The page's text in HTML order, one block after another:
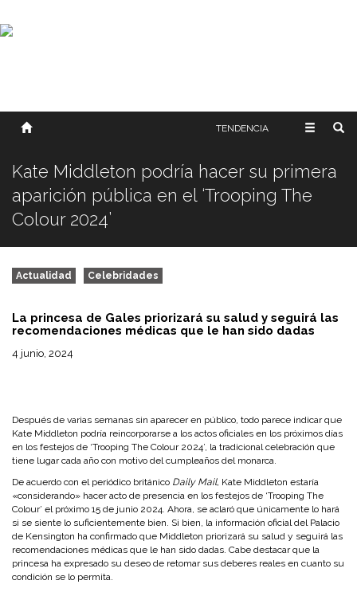
SOBRE NOSOTROS
TENDENCIA
Kate Middleton podría hacer su primera
aparición pública en el ‘Trooping The
Colour 2024’
Actualidad Celebridades
La princesa de Gales priorizará su salud y seguirá las
recomendaciones médicas que le han sido dadas
4 junio, 2024
Después de varias semanas sin aparecer en público, todo parece indicar que
Kate Middleton podría reincorporarse a los actos oficiales en los próximos días
en los festejos de ‘Trooping The Colour 2024’, la tradicional celebración que
tiene lugar cada año con motivo del cumpleaños del monarca.
De acuerdo con el periódico británico Daily Mail, Kate Middleton estaría
«considerando» hacer acto de presencia en los festejos de ‘Trooping The
Colour’ el próximo 15 de junio 2024. Ahora, se aclaró que únicamente lo hará
si se siente lo suficientemente bien. Si bien, la información oficial del Palacio
de Kensington ha confirmado que Middleton priorizará su salud y seguirá las
recomendaciones médicas que le han sido dadas. Cabe destacar que la
princesa ha expresado su deseo de retomar sus deberes reales en cuanto su
condición se lo permita.